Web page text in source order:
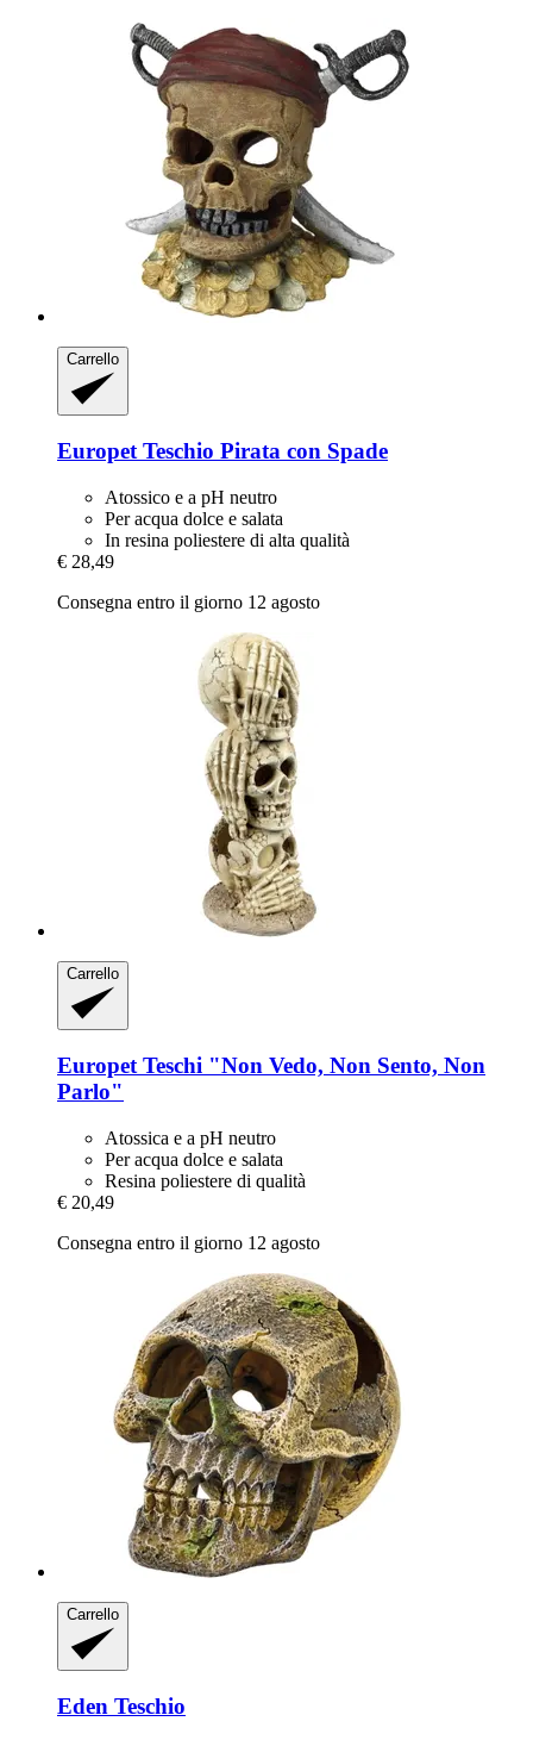
Carrello
Europet Teschio Pirata con Spade
Atossico e a pH neutro
Per acqua dolce e salata
In resina poliestere di alta qualità
€ 28,49
Consegna entro il giorno 12 agosto
Carrello
Europet Teschi "Non Vedo, Non Sento, Non
Parlo"
Atossica e a pH neutro
Per acqua dolce e salata
Resina poliestere di qualità
€ 20,49
Consegna entro il giorno 12 agosto
Carrello
Eden Teschio